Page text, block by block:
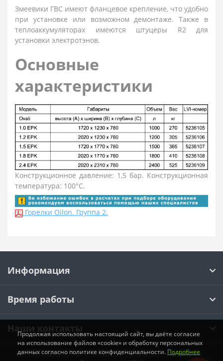
Змеевики ГВС имеют фланцевое крепление, что удобно
при установке или возможном демонтаже. Также в
теплоаккумуляторах имеются штуцеры R2 для
установки электротэнов.
Основные
характеристики
Конструкционное давление: 1,5 бар. Конструкционная
температура: 100°С.
Горелки Oilon. Группа 2.
Информация
Время работы
Наши контакты
Продолжая использовать настоящий сайт, вы даёте согласие
на использование файлов «cookie» и обработку персональных
данных согласно политике конфиденциальности. Подробнее